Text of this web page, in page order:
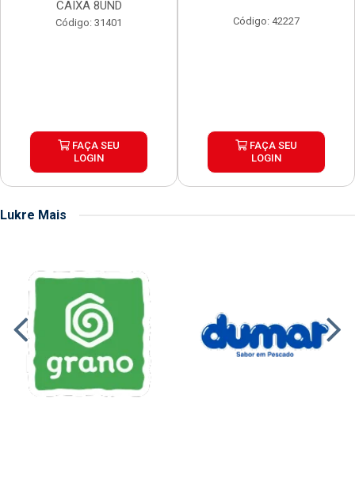
CAIXA 8UND
Código: 31401
FAÇA SEU
LOGIN
Código: 42227
FAÇA SEU
LOGIN
Lukre Mais